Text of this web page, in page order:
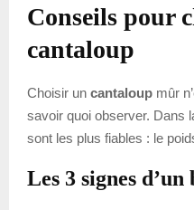
Conseils pour
cantaloup
Choisir un cantaloup mûr
savoir quoi observer. Dans
sont les plus fiables : le
Les 3 signes d’un